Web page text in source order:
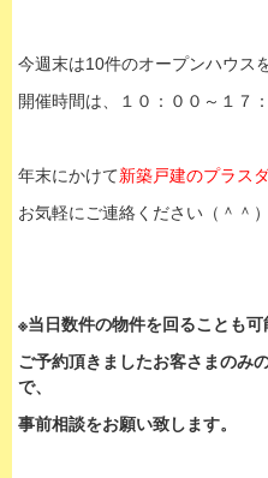
今週末は10件のオープンハウス
開催時間は、１０：００～１７
年末にかけて新築戸建のプラス
お気軽にご連絡ください（＾＾）
※当日数件の物件を回ることも可
ご予約頂きましたお客さまのみ
で、
事前相談をお願い致します。